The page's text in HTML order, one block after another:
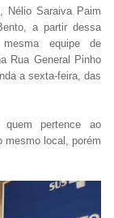
Nélio Saraiva Paim
a partir dessa
mesma equipe de
Rua General Pinho
a sexta-feira, das
quem pertence ao
mesmo local, porém